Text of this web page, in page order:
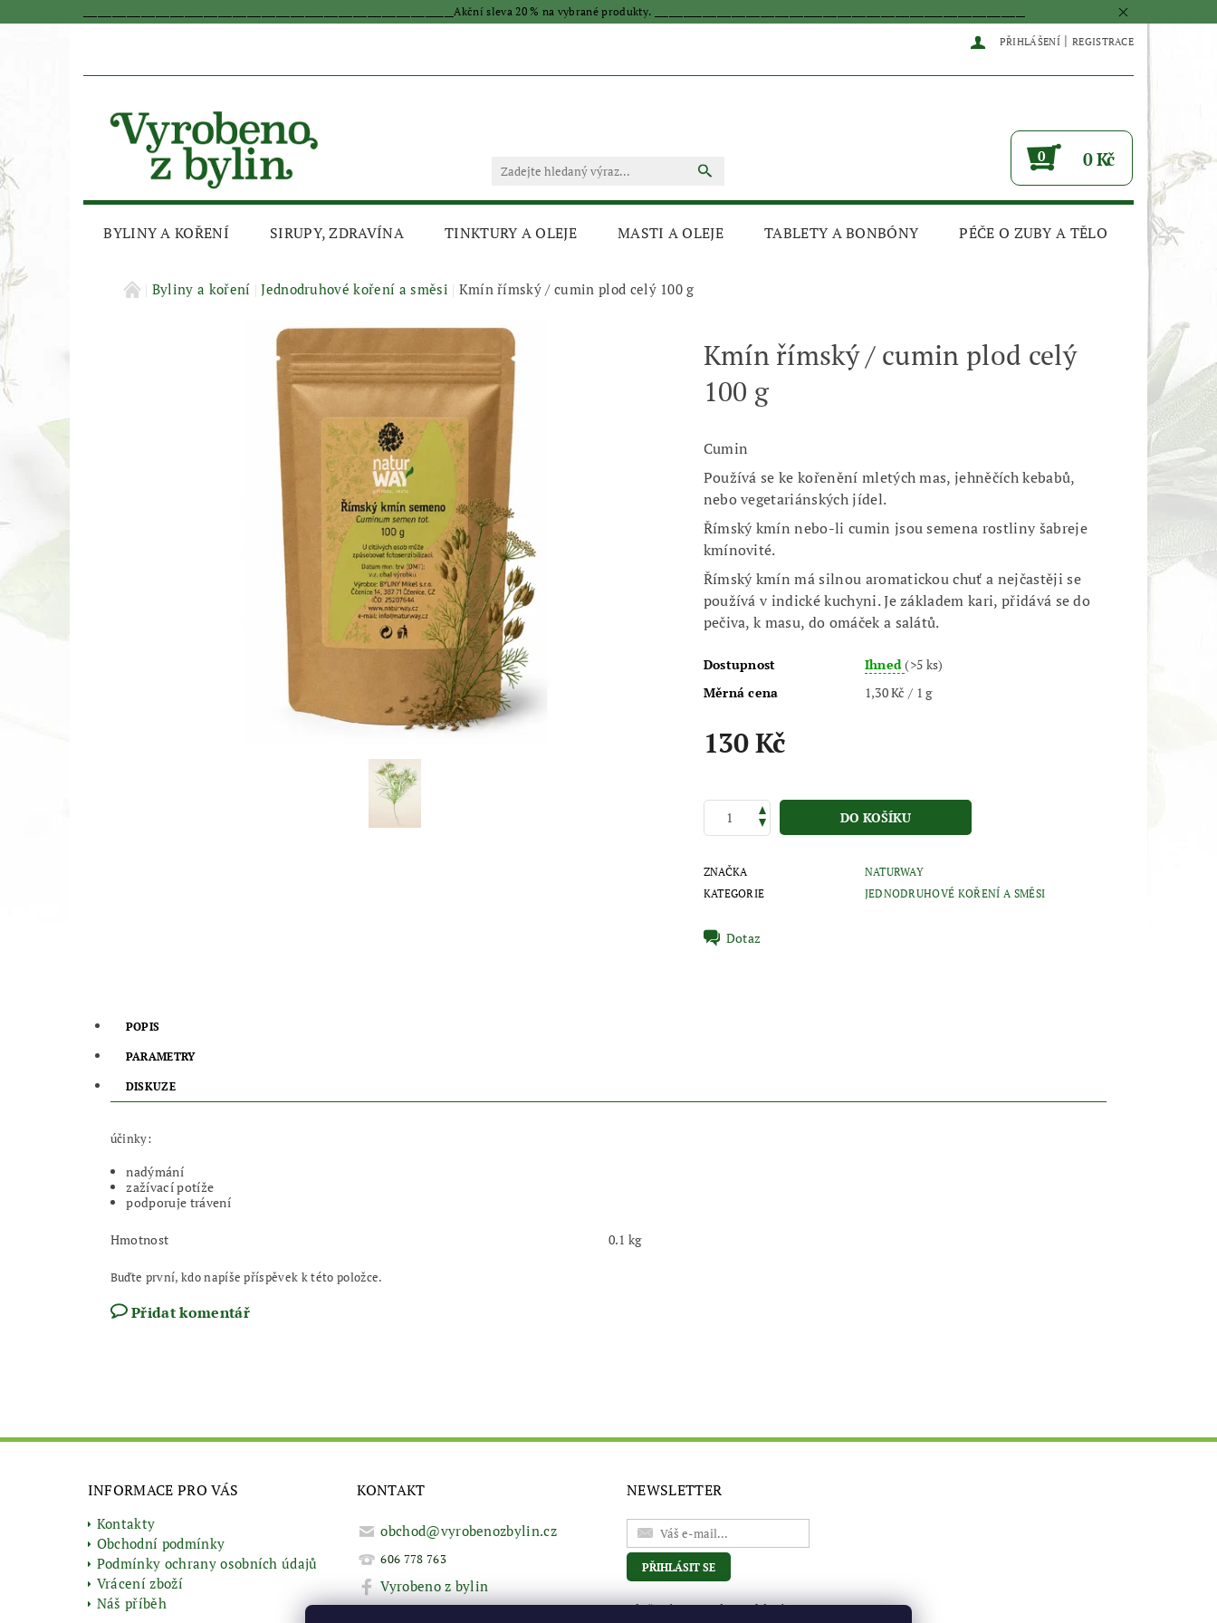
_____________________________________________________________________________Akční sleva 20 % na vybrané produkty. _____________________________________________________________________________
PŘIHLÁŠENÍ | REGISTRACE
0 0 Kč
BYLINY A KOŘENÍ SIRUPY, ZDRAVÍNA TINKTURY A OLEJE MASTI A OLEJE TABLETY A BONBÓNY PÉČE O ZUBY A TĚLO
AKČNÍ SLEVAByliny a koření Jednodruhové koření a směsi Kmín římský / cumin plod celý 100 g
Kmín římský / cumin plod celý
100 g
Cumin
Používá se ke kořenění mletých mas, jehněčích kebabů,
nebo vegetariánských jídel.
Římský kmín nebo-li cumin jsou semena rostliny šabreje
kmínovité.
Římský kmín má silnou aromatickou chuť a nejčastěji se
používá v indické kuchyni. Je základem kari, přidává se do
pečiva, k masu, do omáček a salátů.
Dostupnost Ihned(>5 ks)
Měrná cena
1,30 Kč / 1 g
130 Kč
ZNAČKA
NATURWAY
KATEGORIE
JEDNODRUHOVÉ KOŘENÍ A SMĚSI
Dotaz
POPIS
PARAMETRY
DISKUZE
účinky:
nadýmání
zažívací potíže
podporuje trávení
Hmotnost 0.1 kg
Buďte první, kdo napíše příspěvek k této položce.
Přidat komentář
INFORMACE PRO VÁS
Kontakty
Obchodní podmínky
Podmínky ochrany osobních údajů
Vrácení zboží
Náš příběh
KONTAKT
obchod@vyrobenozbylin.cz
606 778 763
Vyrobeno z bylin
NEWSLETTER
Vložením e-mailu souhlasíte s